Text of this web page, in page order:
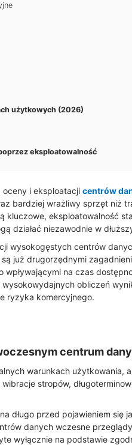
użytkowych (2026)
eksploatowalność
i eksploatacji centrów
bardziej wrażliwy sprzęt niż
eksploatowalność
działać niezawodnie w
wysokogęstych centrów
już drugorzędnymi
na czas
obliczeń
ryzyka komercyjnego.
centrum
warunkach użytkowania,
stropów,
długo przed pojawieniem się
danych wczesne
wyłącznie na podstawie